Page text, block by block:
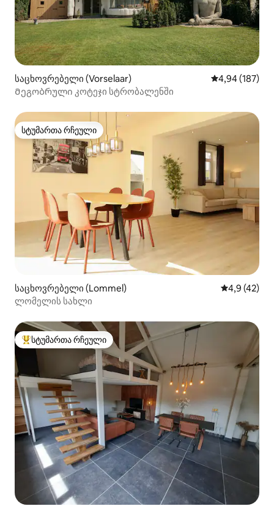
საცხოვრებელი (Vorselaar) საშუალო
4,94 (187)
Მეგობრული კოტეჯი სტრობალენში
სტუმართა რჩეული
სტუმართა რჩეული
საცხოვრებელი (Lommel) საშუალო
4,9 (42)
ლომელის სახლი
სტუმართა რჩეული მოწინავე ვარიანტი
სტუმართა რჩეული